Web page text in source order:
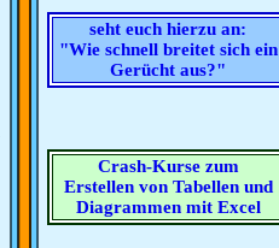
seht euch hierzu an:
"Wie schnell breitet sich ein
Gerücht aus?"
Crash-Kurse zum
Erstellen von Tabellen und
Diagrammen mit Excel